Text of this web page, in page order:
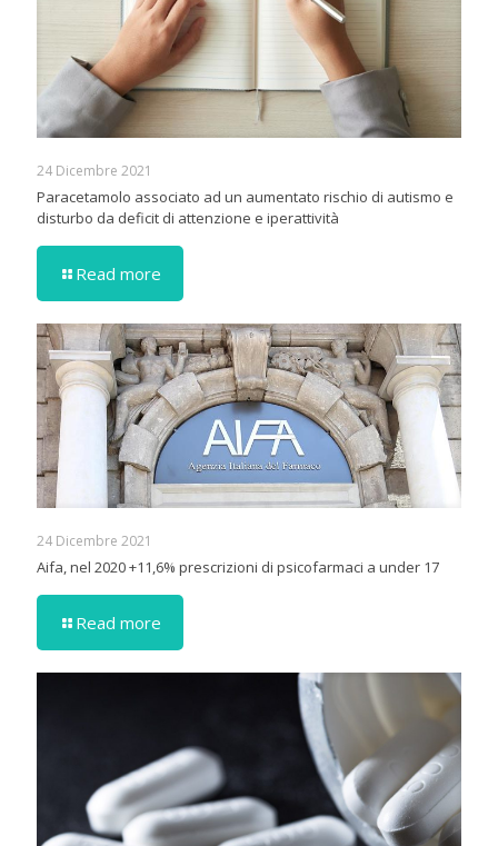
24 Dicembre 2021
Paracetamolo associato ad un aumentato rischio di autismo e
disturbo da deficit di attenzione e iperattività
Read more
24 Dicembre 2021
Aifa, nel 2020 +11,6% prescrizioni di psicofarmaci a under 17
Read more